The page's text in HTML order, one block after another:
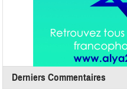
Derniers Commentaires